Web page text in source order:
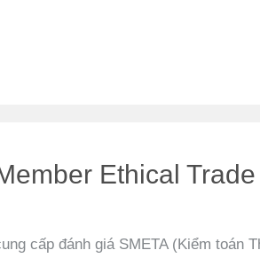
Ethical
cấp đánh giá SMETA (Kiểm toán